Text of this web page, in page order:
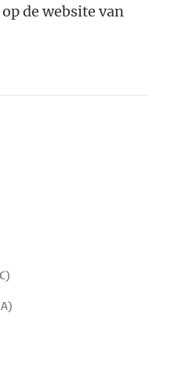
de website van
Mastodon